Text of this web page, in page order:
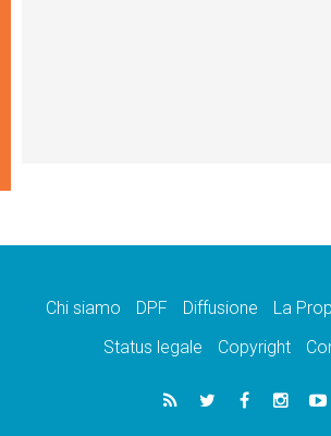
Chi siamo DPF Diffusione La
Status legale
Copyright